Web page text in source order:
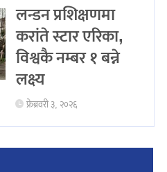
लन्डन प्रशिक्षणमा
करांते स्टार एरिका,
विश्वकै नम्बर १ बन्ने
लक्ष्य
फ्रेब्रवरी ३, २०२६